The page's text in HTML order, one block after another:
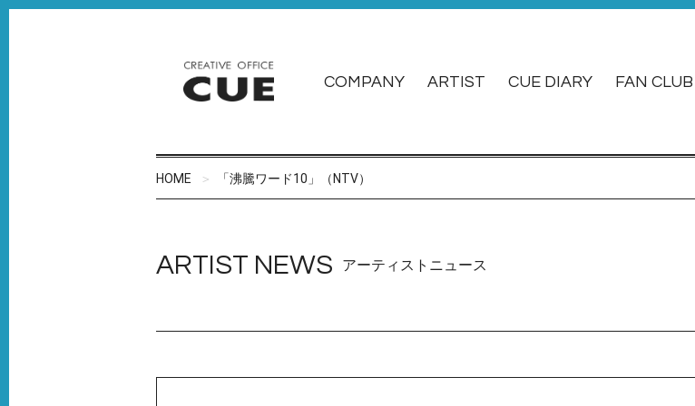
COMPANY ARTIST CUE DIARY FAN CLUB
HOME 「沸騰ワード10」（NTV）
ARTIST NEWS アーティストニュース